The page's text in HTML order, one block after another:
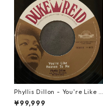
Phyllis Dillon - You're Like H
eaven To Me【7-21913】
¥99,999